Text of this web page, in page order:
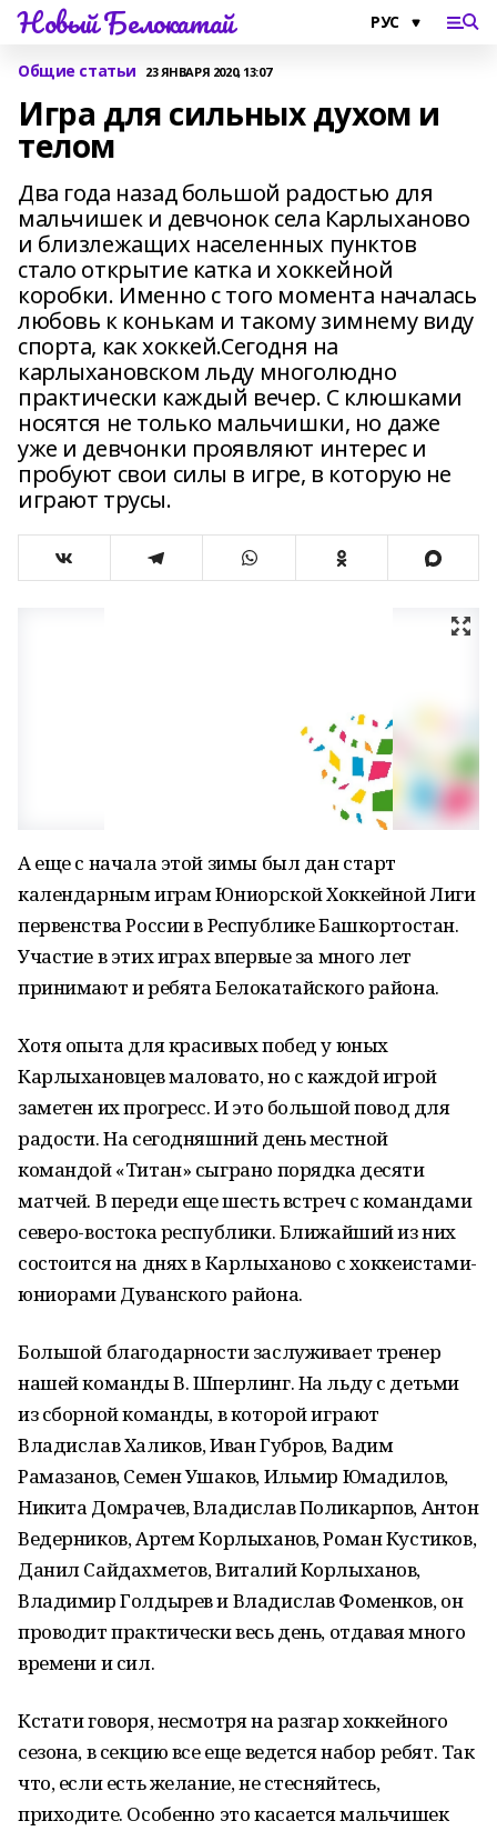
Новый Белокатай
Общие статьи 23 ЯНВАРЯ 2020, 13:07
Игра для сильных духом и
телом
Два года назад большой радостью для
мальчишек и девчонок села Карлыханово
и близлежащих населенных пунктов
стало открытие катка и хоккейной
коробки. Именно с того момента началась
любовь к конькам и такому зимнему виду
спорта, как хоккей.Сегодня на
карлыхановском льду многолюдно
практически каждый вечер. С клюшками
носятся не только мальчишки, но даже
уже и девчонки проявляют интерес и
пробуют свои силы в игре, в которую не
играют трусы.
А еще с начала этой зимы был дан старт
календарным играм Юниорской Хоккейной Лиги
первенства России в Республике Башкортостан.
Участие в этих играх впервые за много лет
принимают и ребята Белокатайского района.
Хотя опыта для красивых побед у юных
Карлыхановцев маловато, но с каждой игрой
заметен их прогресс. И это большой повод для
радости. На сегодняшний день местной
командой «Титан» сыграно порядка десяти
матчей. В переди еще шесть встреч с командами
северо-востока республики. Ближайший из них
состоится на днях в Карлыханово с хоккеистами-
юниорами Дуванского района.
Большой благодарности заслуживает тренер
нашей команды В. Шперлинг. На льду с детьми
из сборной команды, в которой играют
Владислав Халиков, Иван Губров, Вадим
Рамазанов, Семен Ушаков, Ильмир Юмадилов,
Никита Домрачев, Владислав Поликарпов, Антон
Ведерников, Артем Корлыханов, Роман Кустиков,
Данил Сайдахметов, Виталий Корлыханов,
Владимир Голдырев и Владислав Фоменков, он
проводит практически весь день, отдавая много
времени и сил.
Кстати говоря, несмотря на разгар хоккейного
сезона, в секцию все еще ведется набор ребят. Так
что, если есть желание, не стесняйтесь,
приходите. Особенно это касается мальчишек